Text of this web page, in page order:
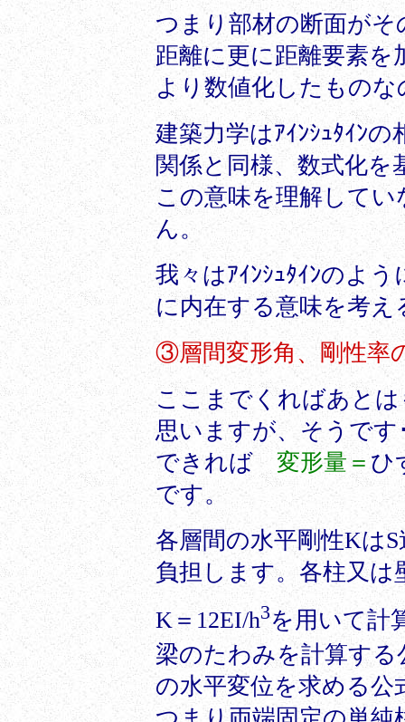
つまり部材の断面が
距離に更に距離要素を
より数値化したものな
建築力学はｱｲﾝｼｭﾀｲﾝ
関係と同様、数式化
この意味を理解して
ん。
我々はｱｲﾝｼｭﾀｲﾝのよ
に内在する意味を考
③層間変形角、剛性率
ここまでくればあと
思いますが、そうです
できれば 変形量＝ ひ
です。
各層間の水平剛性Kは
負担します。各柱又は
K＝12EI/h3を用いて計
梁のたわみを計算する
の水平変位を求める